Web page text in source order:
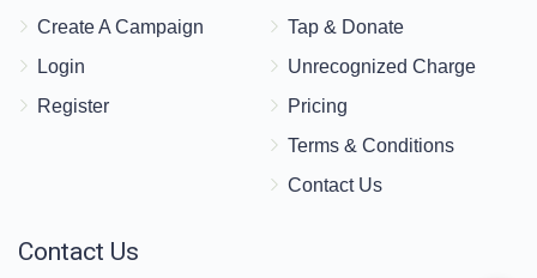
Create A Campaign
Login
Register
Tap & Donate
Unrecognized Charge
Pricing
Terms & Conditions
Contact Us
Contact Us